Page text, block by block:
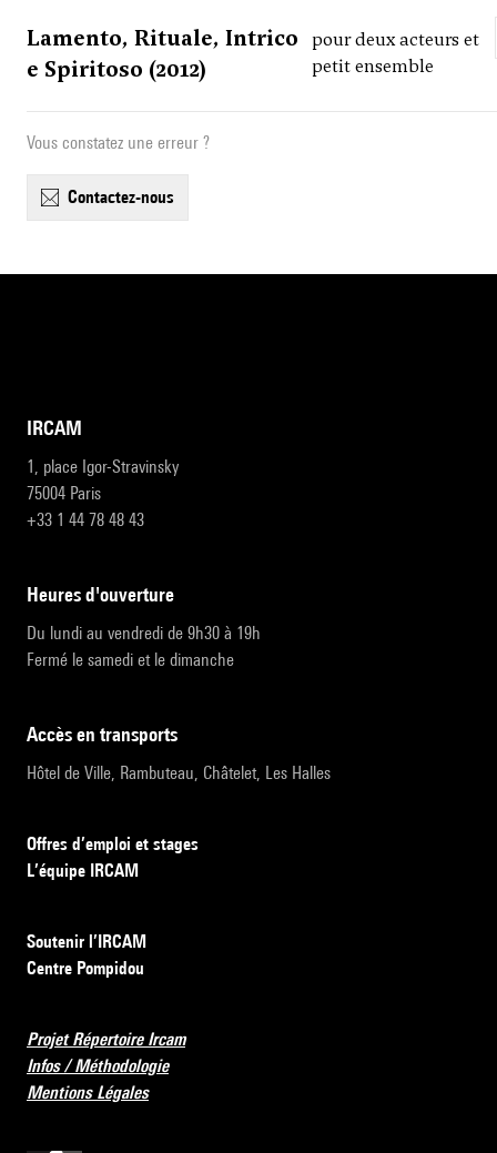
Lamento, Rituale, Intrico
e Spiritoso (2012)
pour deux acteurs et
petit ensemble
Vous constatez une erreur ?
contactez-nous
IRCAM
1, place Igor-Stravinsky
75004 Paris
+33 1 44 78 48 43
heures d'ouverture
Du lundi au vendredi de 9h30 à 19h
Fermé le samedi et le dimanche
accès en transports
Hôtel de Ville, Rambuteau, Châtelet, Les Halles
Offres d’emploi et stages
L’équipe IRCAM
Soutenir l’IRCAM
Centre Pompidou
Projet Répertoire Ircam
Infos / Méthodologie
Mentions Légales